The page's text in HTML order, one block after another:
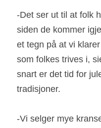
-Det ser ut til at folk
siden de kommer
et tegn på at vi
som folkes trives i,
snart er det tid for
tradisjoner.
-Vi selger mye